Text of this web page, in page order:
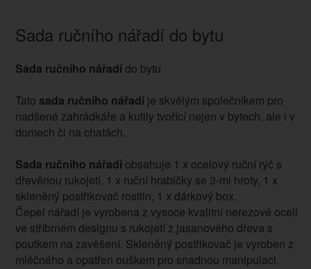
Sada ručního nářadí do bytu
Sada ručního nářadído bytu
Tato sada ručního nářadíje skvělým společníkem pro
nadšené zahrádkáře a kutily tvořící nejen v bytech, ale i v
domech či na chatách.
Sada ručního nářadíobsahuje 1 x ocelový ruční rýč s
dřevěnou rukojetí, 1 x ruční hrabičky se 3-mi hroty, 1 x
skleněný postřikovač rostlin, 1 x dárkový box.
Čepel nářadí je vyrobena z vysoce kvalitní nerezové oceli
ve stříbrném designu s rukojetí z jasanového dřeva s
poutkem na zavěšení. Skleněný postřikovač je vyroben z
mléčného a opatřen ouškem pro snadnou manipulaci.